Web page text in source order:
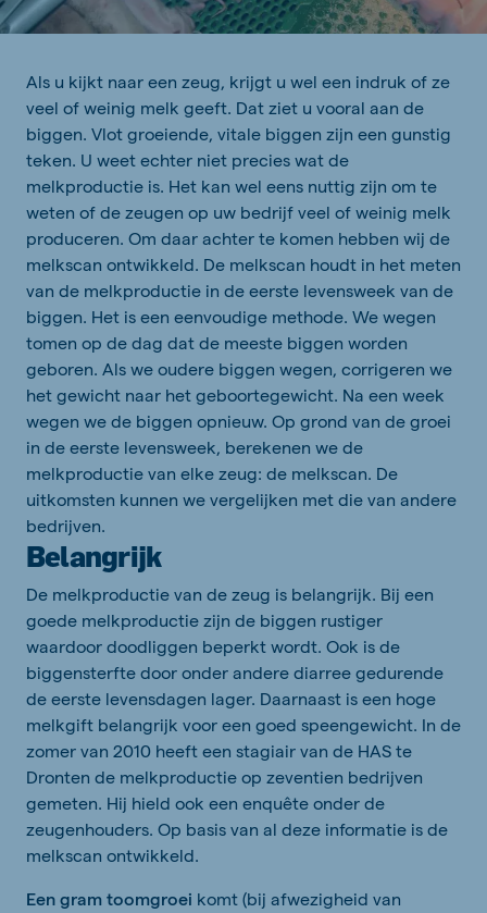
Als u kijkt naar een zeug, krijgt u wel een indruk of ze
veel of weinig melk geeft. Dat ziet u vooral aan de
biggen. Vlot groeiende, vitale biggen zijn een gunstig
teken. U weet echter niet precies wat de
melkproductie is. Het kan wel eens nuttig zijn om te
weten of de zeugen op uw bedrijf veel of weinig melk
produceren. Om daar achter te komen hebben wij de
melkscan ontwikkeld. De melkscan houdt in het meten
van de melkproductie in de eerste levensweek van de
biggen. Het is een eenvoudige methode. We wegen
tomen op de dag dat de meeste biggen worden
geboren. Als we oudere biggen wegen, corrigeren we
het gewicht naar het geboortegewicht. Na een week
wegen we de biggen opnieuw. Op grond van de groei
in de eerste levensweek, berekenen we de
melkproductie van elke zeug: de melkscan. De
uitkomsten kunnen we vergelijken met die van andere
bedrijven.
Belangrijk
De melkproductie van de zeug is belangrijk. Bij een
goede melkproductie zijn de biggen rustiger
waardoor doodliggen beperkt wordt. Ook is de
biggensterfte door onder andere diarree gedurende
de eerste levensdagen lager. Daarnaast is een hoge
melkgift belangrijk voor een goed speengewicht. In de
zomer van 2010 heeft een stagiair van de HAS te
Dronten de melkproductie op zeventien bedrijven
gemeten. Hij hield ook een enquête onder de
zeugenhouders. Op basis van al deze informatie is de
melkscan ontwikkeld.
Een gram toomgroei komt (bij afwezigheid van